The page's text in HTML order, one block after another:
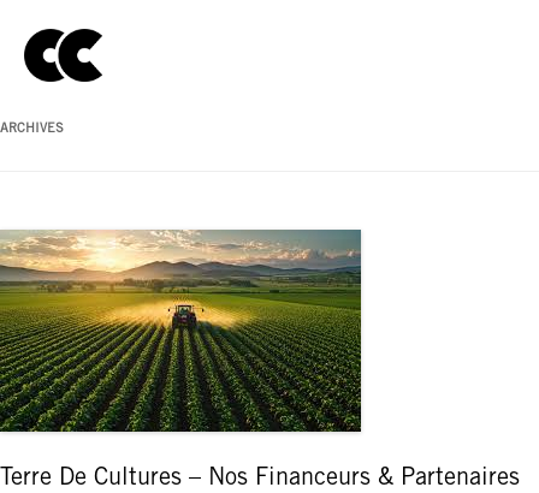
ARCHIVES
Terre De Cultures – Nos Financeurs & Partenaires